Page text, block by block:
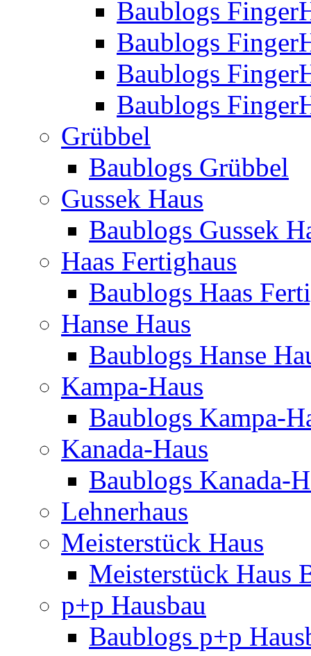
Baublogs
Baublogs
Baublogs
Baublogs
Grübbel
Baublogs Grübbel
Gussek Haus
Baublogs Gussek
Haas Fertighaus
Baublogs Haas
Hanse Haus
Baublogs Hanse
Kampa-Haus
Baublogs Kampa-
Kanada-Haus
Baublogs Kanada-
Lehnerhaus
Meisterstück Haus
Meisterstück Haus
p+p Hausbau
Baublogs p+p